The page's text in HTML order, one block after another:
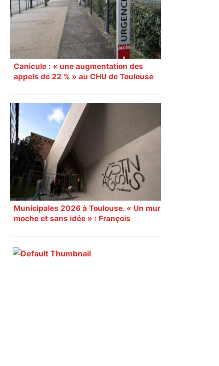
Canicule : « une augmentation des
appels de 22 % » au CHU de Toulouse
Municipales 2026 à Toulouse. « Un mur
moche et sans idée » : François
Augustins